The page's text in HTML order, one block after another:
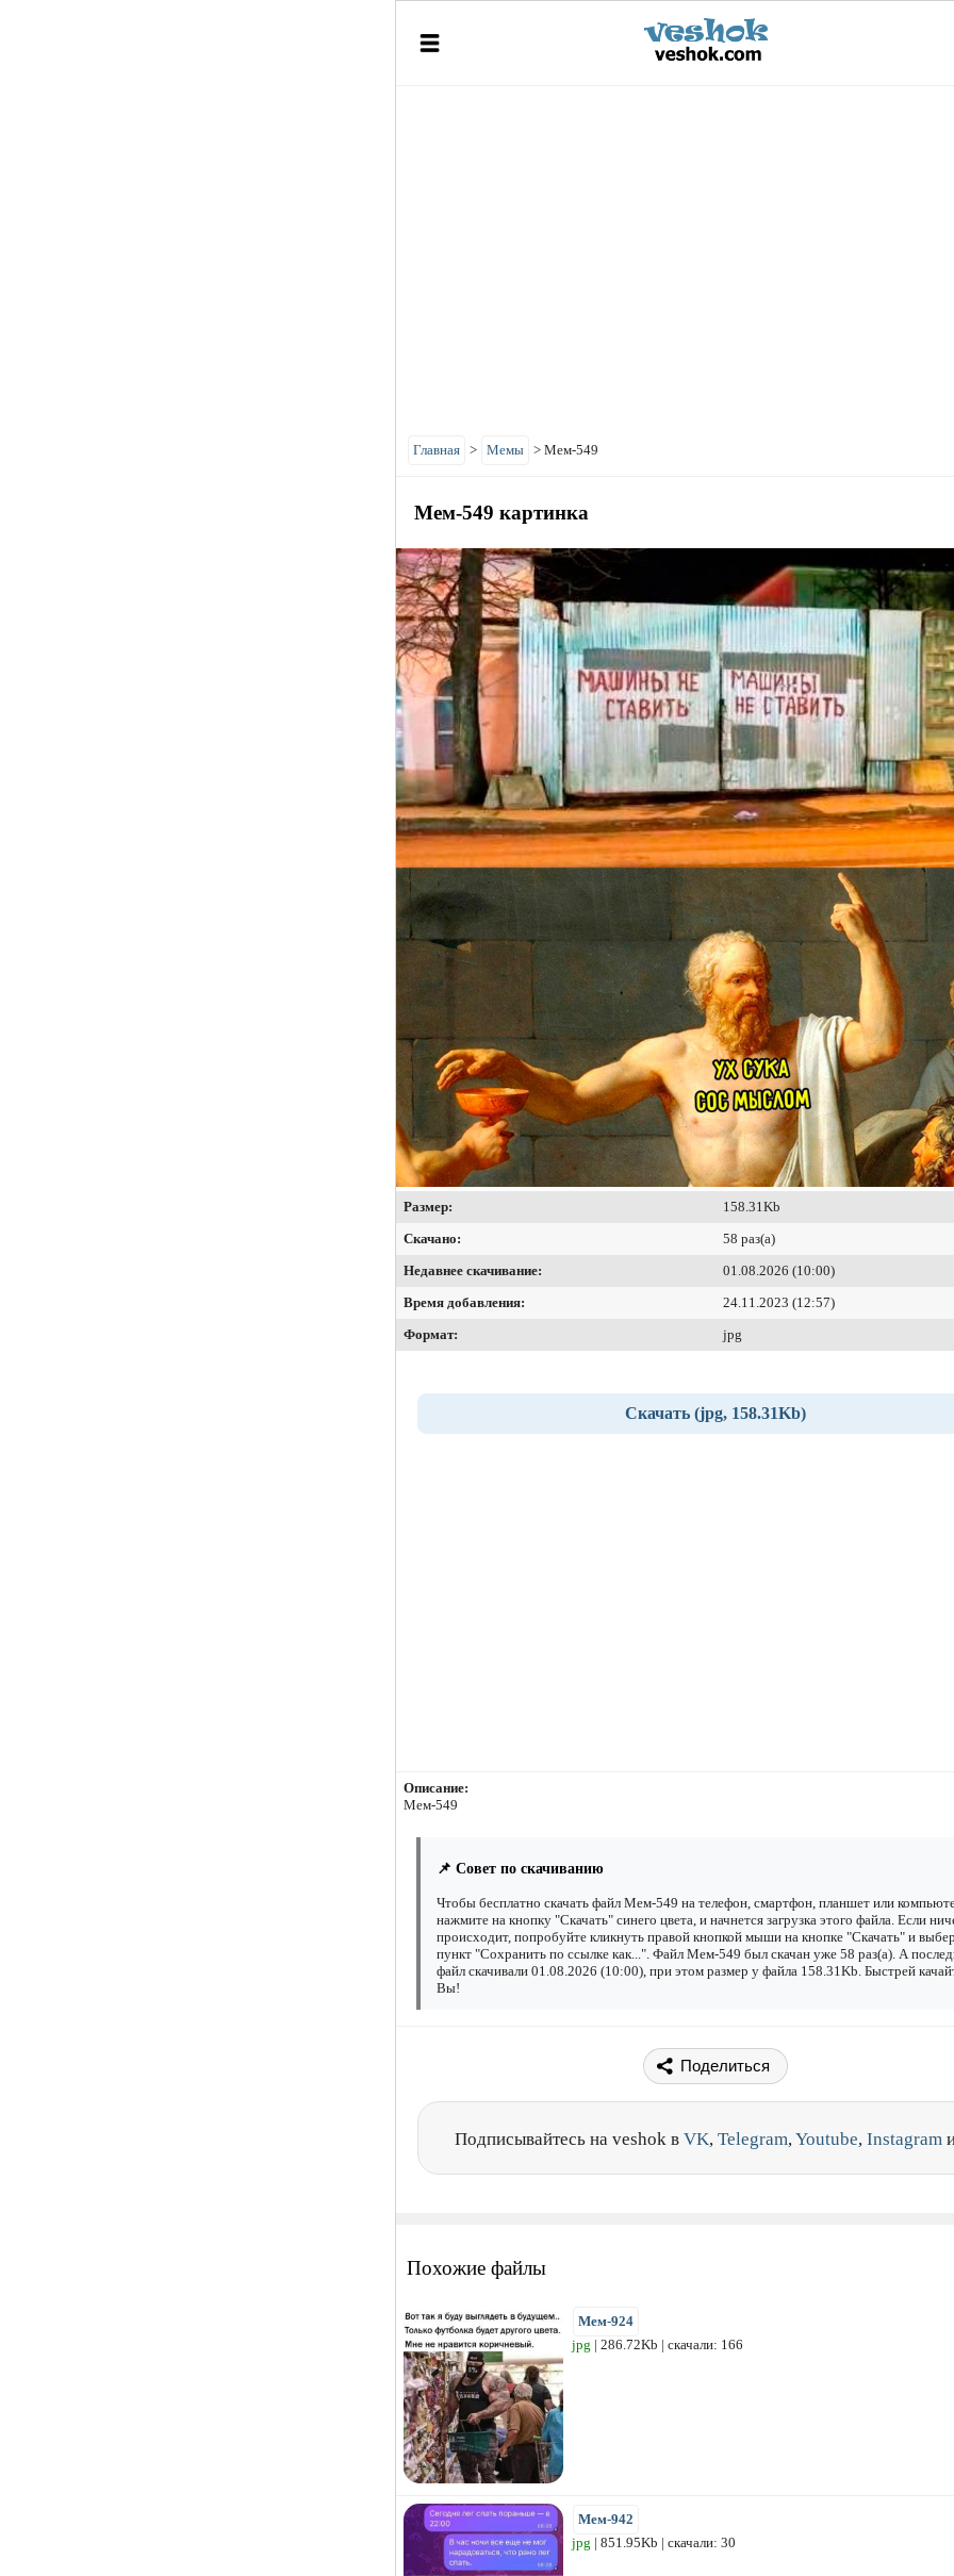
Главная > Мемы > Мем-549
Мем-549 картинка
Размер:
158.31Kb
Скачано:
58 раз(а)
Недавнее скачивание:
01.08.2026 (10:00)
Время добавления:
24.11.2023 (12:57)
Формат:
jpg
Скачать (jpg, 158.31Kb)
Описание:
Мем-549
📌 Совет по скачиванию
Чтобы бесплатно скачать файл Мем-549 на телефон, смартфон, планшет или
нажмите на кнопку "Скачать" синего цвета, и начнется загрузка этого файла. Если
происходит, попробуйте кликнуть правой кнопкой мыши на кнопке "Скачать" и
пункт "Сохранить по ссылке как...". Файл Мем-549 был скачан уже 58 раз(а). А
файл скачивали 01.08.2026 (10:00), при этом размер у файла 158.31Kb. Быстрей
Вы!
Поделиться
Подписывайтесь на veshok в VK, Telegram,Youtube, Instagram
Похожие файлы
Мем-924
jpg | 286.72Kb | скачали: 166
Мем-942
jpg | 851.95Kb | скачали: 30